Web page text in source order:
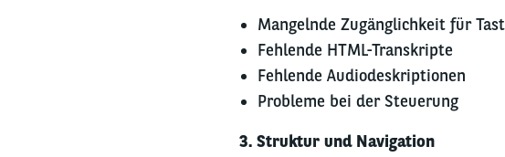
Mangelnde Zugänglichkeit für
Fehlende HTML-Transkripte
Fehlende Audiodeskriptionen
Probleme bei der Steuerung
3. Struktur und Navigation